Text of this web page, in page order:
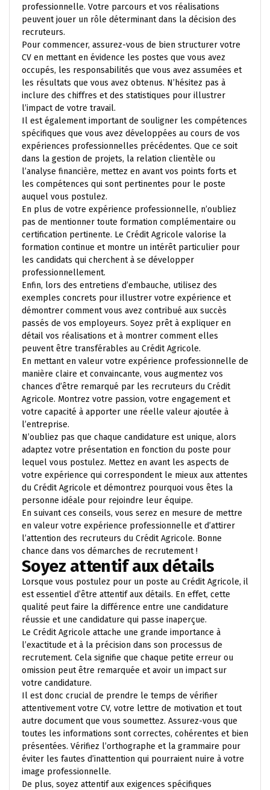
professionnelle. Votre parcours et vos réalisations
peuvent jouer un rôle déterminant dans la décision des
recruteurs.
Pour commencer, assurez-vous de bien structurer votre
CV en mettant en évidence les postes que vous avez
occupés, les responsabilités que vous avez assumées et
les résultats que vous avez obtenus. N’hésitez pas à
inclure des chiffres et des statistiques pour illustrer
l’impact de votre travail.
Il est également important de souligner les compétences
spécifiques que vous avez développées au cours de vos
expériences professionnelles précédentes. Que ce soit
dans la gestion de projets, la relation clientèle ou
l’analyse financière, mettez en avant vos points forts et
les compétences qui sont pertinentes pour le poste
auquel vous postulez.
En plus de votre expérience professionnelle, n’oubliez
pas de mentionner toute formation complémentaire ou
certification pertinente. Le Crédit Agricole valorise la
formation continue et montre un intérêt particulier pour
les candidats qui cherchent à se développer
professionnellement.
Enfin, lors des entretiens d’embauche, utilisez des
exemples concrets pour illustrer votre expérience et
démontrer comment vous avez contribué aux succès
passés de vos employeurs. Soyez prêt à expliquer en
détail vos réalisations et à montrer comment elles
peuvent être transférables au Crédit Agricole.
En mettant en valeur votre expérience professionnelle de
manière claire et convaincante, vous augmentez vos
chances d’être remarqué par les recruteurs du Crédit
Agricole. Montrez votre passion, votre engagement et
votre capacité à apporter une réelle valeur ajoutée à
l’entreprise.
N’oubliez pas que chaque candidature est unique, alors
adaptez votre présentation en fonction du poste pour
lequel vous postulez. Mettez en avant les aspects de
votre expérience qui correspondent le mieux aux attentes
du Crédit Agricole et démontrez pourquoi vous êtes la
personne idéale pour rejoindre leur équipe.
En suivant ces conseils, vous serez en mesure de mettre
en valeur votre expérience professionnelle et d’attirer
l’attention des recruteurs du Crédit Agricole. Bonne
chance dans vos démarches de recrutement !
Soyez attentif aux détails
Lorsque vous postulez pour un poste au Crédit Agricole, il
est essentiel d’être attentif aux détails. En effet, cette
qualité peut faire la différence entre une candidature
réussie et une candidature qui passe inaperçue.
Le Crédit Agricole attache une grande importance à
l’exactitude et à la précision dans son processus de
recrutement. Cela signifie que chaque petite erreur ou
omission peut être remarquée et avoir un impact sur
votre candidature.
Il est donc crucial de prendre le temps de vérifier
attentivement votre CV, votre lettre de motivation et tout
autre document que vous soumettez. Assurez-vous que
toutes les informations sont correctes, cohérentes et bien
présentées. Vérifiez l’orthographe et la grammaire pour
éviter les fautes d’inattention qui pourraient nuire à votre
image professionnelle.
De plus, soyez attentif aux exigences spécifiques